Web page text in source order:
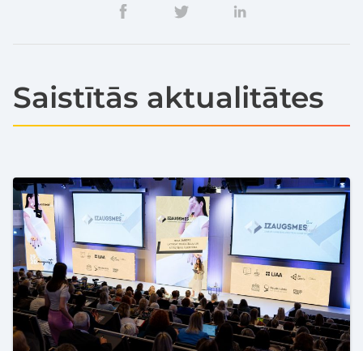
Saistītās aktualitātes